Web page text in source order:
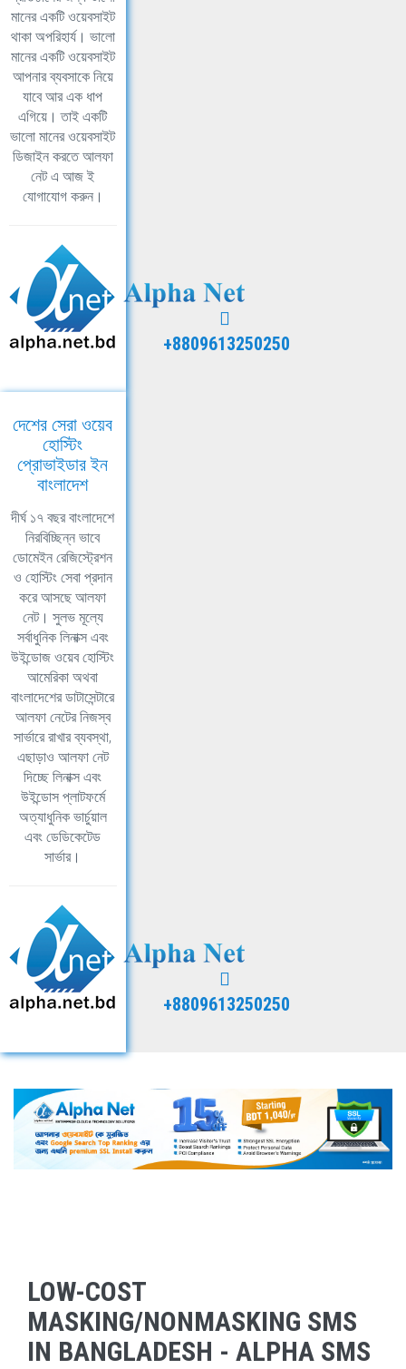
মানের একটি ওয়েবসাইট
থাকা অপরিহার্য। ভালো
মানের একটি ওয়েবসাইট
আপনার ব্যবসাকে নিয়ে
যাবে আর এক ধাপ
এগিয়ে। তাই একটি
ভালো মানের ওয়েবসাইট
ডিজাইন করতে আলফা
নেট এ আজ ই
যোগাযোগ করুন।
+8809613250250
দেশের সেরা ওয়েব
হোস্টিং
প্রোভাইডার ইন
বাংলাদেশ
দীর্ঘ ১৭ বছর বাংলাদেশে
নিরবিচ্ছিন্ন ভাবে
ডোমেইন রেজিস্ট্রেশন
ও হোস্টিং সেবা প্রদান
করে আসছে আলফা
নেট। সুলভ মূল্যে
সর্বাধুনিক লিনাক্স এবং
উইন্ডোজ ওয়েব হোস্টিং
আমেরিকা অথবা
বাংলাদেশের ডাটাসেন্টারে
আলফা নেটের নিজস্ব
সার্ভারে রাখার ব্যবস্থা,
এছাড়াও আলফা নেট
দিচ্ছে লিনাক্স এবং
উইন্ডোস প্লাটফর্মে
অত্যাধুনিক ভার্চুয়াল
এবং ডেডিকেটেড
সার্ভার।
+8809613250250
LOW-COST
MASKING/NONMASKING SMS
IN BANGLADESH - ALPHA SMS